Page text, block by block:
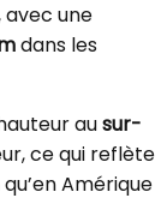
avec une
dans les
ausur-
ce qui reflète
Amérique